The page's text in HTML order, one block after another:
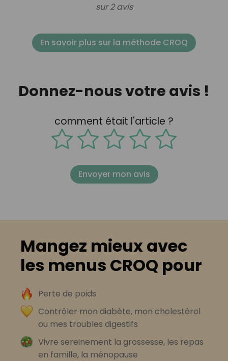
sur 2 avis
En savoir plus sur la méthode CROQ
Donnez-nous votre avis !
comment était l'article ?
Envoyer mon avis
Mangez mieux avec
les menus CROQ pour
Perte de poids
Contrôler mon diabète, mon cholestérol
ou mes troubles digestifs
Vivre sereinement la grossesse, les repas
en famille, la ménopause